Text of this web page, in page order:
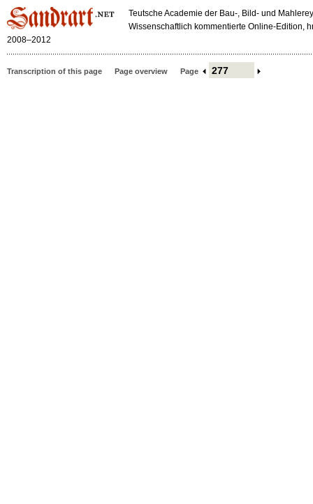
Teutsche Academie der Bau-, Bild- und
Wissenschaftlich kommentierte Online-Edition,
2008–2012
Transcription of this page Page overview Page